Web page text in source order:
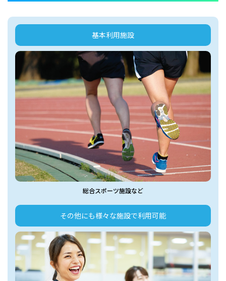
基本利用施設
総合スポーツ施設など
その他にも様々な施設で利用可能